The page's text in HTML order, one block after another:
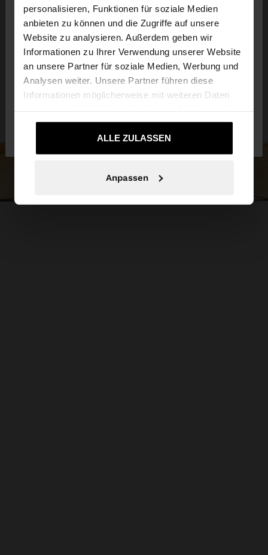
personalisieren, Funktionen für soziale Medien
anbieten zu können und die Zugriffe auf unsere
Website zu analysieren. Außerdem geben wir
Informationen zu Ihrer Verwendung unserer Website
an unsere Partner für soziale Medien, Werbung und
Analysen weiter. Unsere Partner führen diese
Informationen möglicherweise mit weiteren Daten
die sie im Rahmen Ihrer Nutzung der Dienste
gesammelt haben.ALLE ZULASSEN
Anpassen
hallo
Sie greifen von Deutschland auf die Website zu.
Möchten Sie unsere United States Website
Deutschland
Ja, bringen Sie mich
zu United States